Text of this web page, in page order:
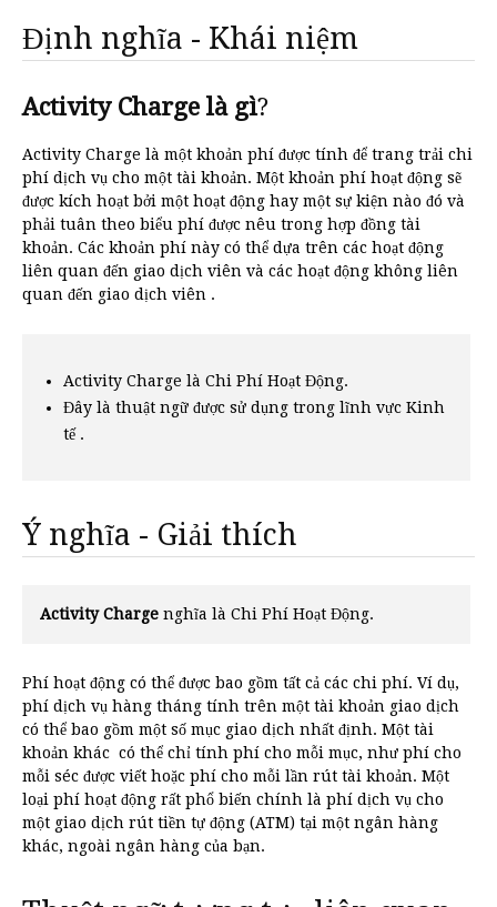
Định nghĩa - Khái niệm
Activity Charge là gì?
Activity Charge là một khoản phí được tính để trang trải chi
phí dịch vụ cho một tài khoản. Một khoản phí hoạt động sẽ
được kích hoạt bởi một hoạt động hay một sự kiện nào đó và
phải tuân theo biểu phí được nêu trong hợp đồng tài
khoản. Các khoản phí này có thể dựa trên các hoạt động
liên quan đến giao dịch viên và các hoạt động không liên
quan đến giao dịch viên .
Activity Charge là Chi Phí Hoạt Động.
Đây là thuật ngữ được sử dụng trong lĩnh vực Kinh
tế .
Ý nghĩa - Giải thích
Activity Charge nghĩa là Chi Phí Hoạt Động.
Phí hoạt động có thể được bao gồm tất cả các chi phí. Ví dụ,
phí dịch vụ hàng tháng tính trên một tài khoản giao dịch
có thể bao gồm một số mục giao dịch nhất định. Một tài
khoản khác có thể chỉ tính phí cho mỗi mục, như phí cho
mỗi séc được viết hoặc phí cho mỗi lần rút tài khoản. Một
loại phí hoạt động rất phổ biến chính là phí dịch vụ cho
một giao dịch rút tiền tự động (ATM) tại một ngân hàng
khác, ngoài ngân hàng của bạn.